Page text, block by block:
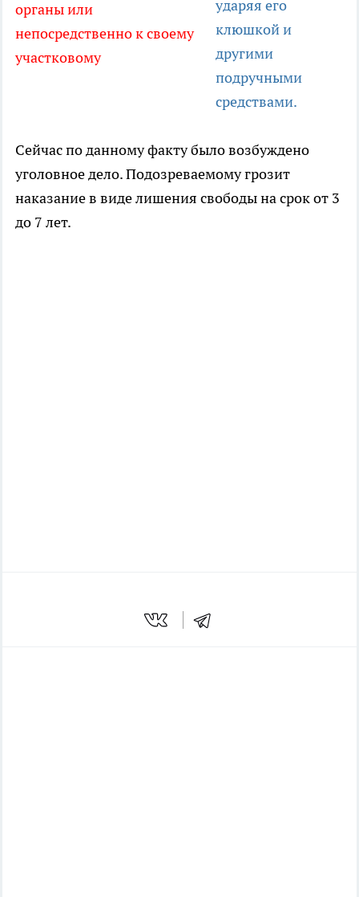
органы или
непосредственно к своему
участковому
ударяя его
клюшкой и
другими
подручными
средствами.
Сейчас по данному факту было возбуждено
уголовное дело. Подозреваемому грозит
наказание в виде лишения свободы на срок от 3
до 7 лет.